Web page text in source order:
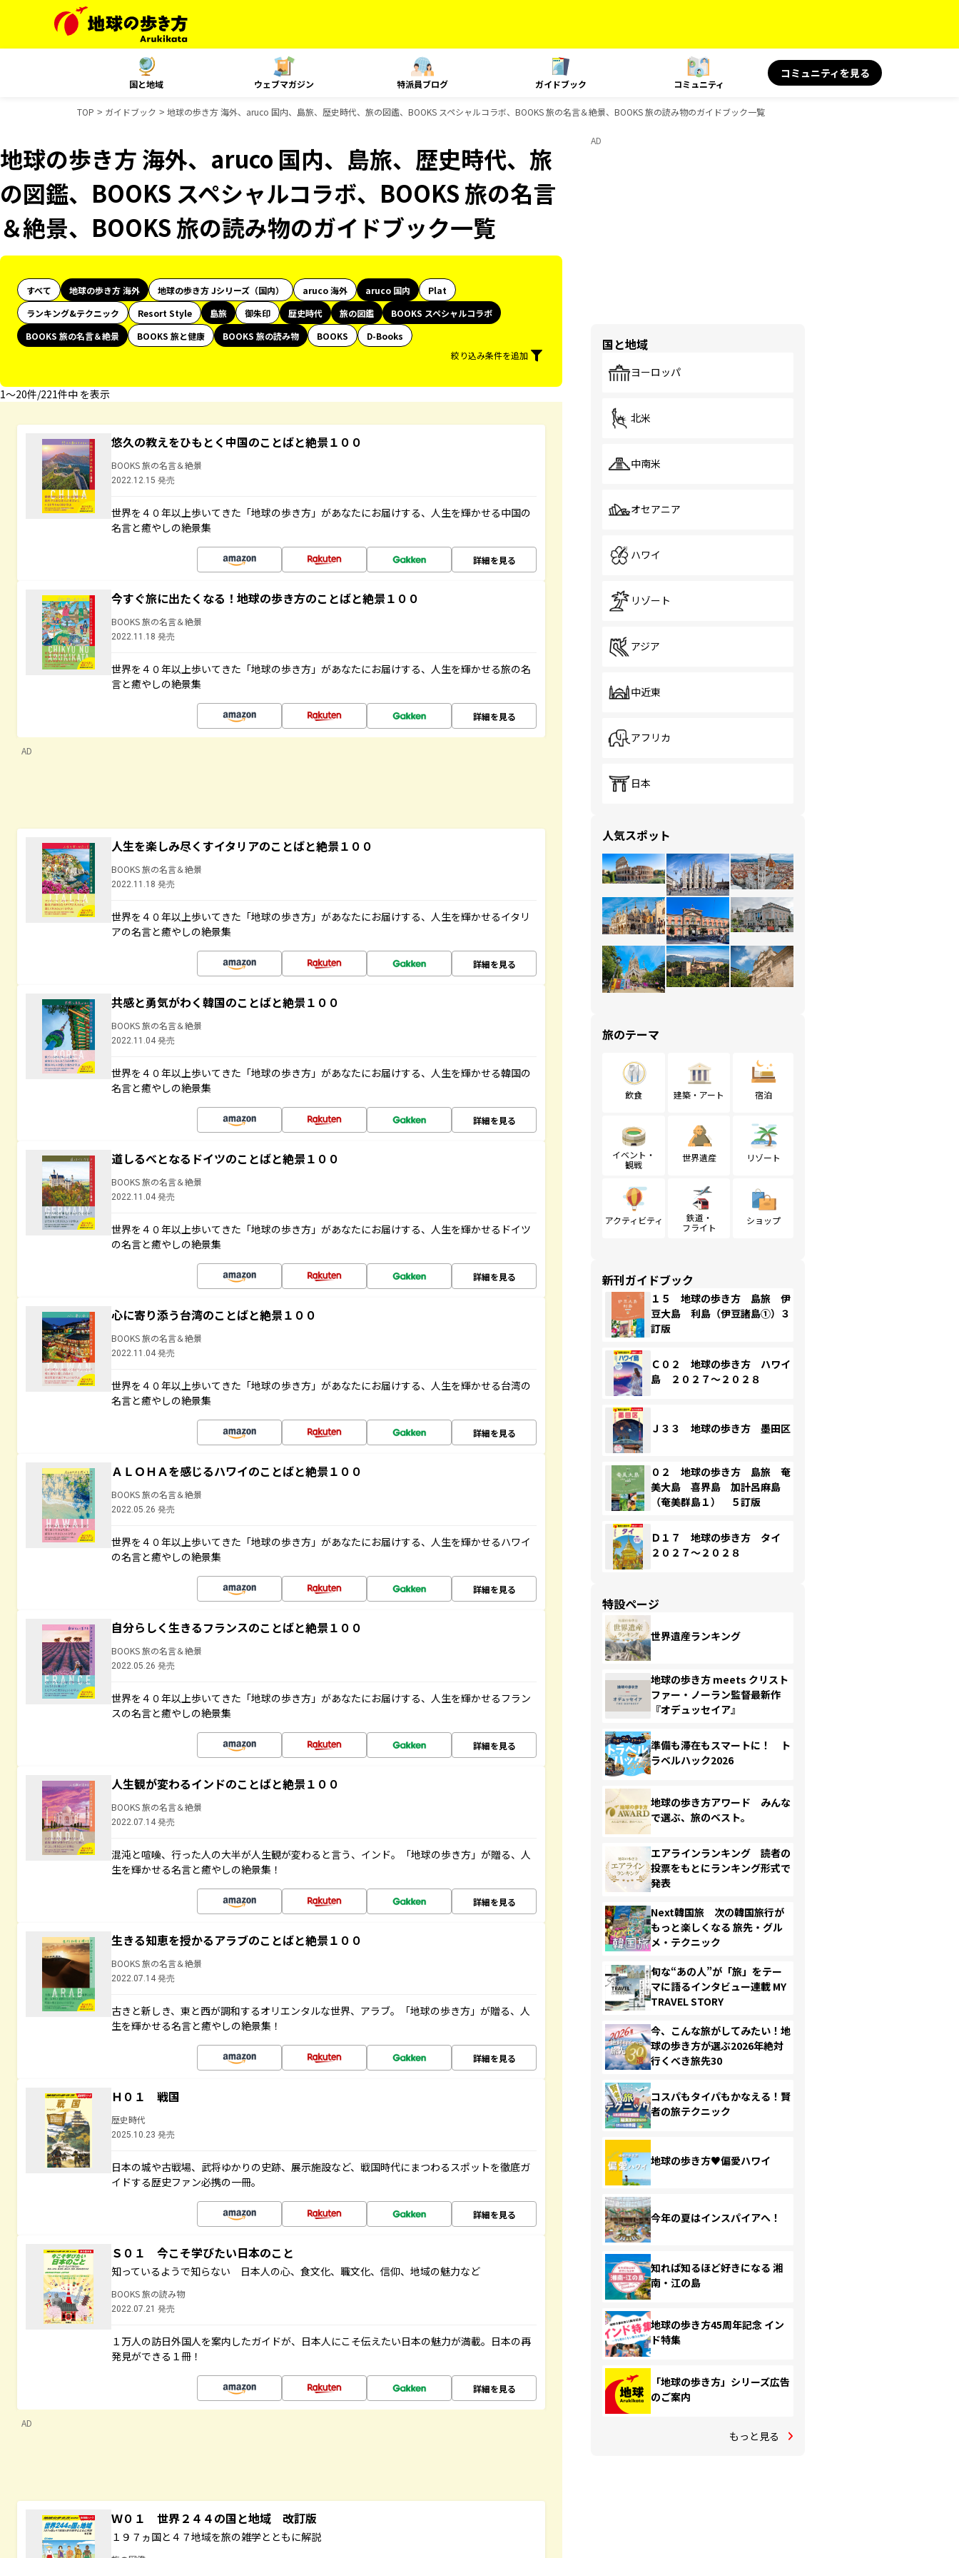
国と地域 ウェブマガジン 特派員ブログ ガイドブック コミュニティ
コミュニティを見る
TOP ガイドブック 地球の歩き方 海外、aruco 国内、島旅、歴史時代、旅の図鑑、BOOKS スペシャルコラボ、BOOKS 旅の名言＆絶景、BOOKS 旅の読み物のガイドブック一覧
地球の歩き方 海外、aruco 国内、島旅、歴史時代、旅
の図鑑、BOOKS スペシャルコラボ、BOOKS 旅の名言
＆絶景、BOOKS 旅の読み物のガイドブック一覧
すべて 地球の歩き方 海外 地球の歩き方 Jシリーズ（国内） aruco 海外 aruco 国内
Plat
ランキング&テクニック
Resort Style 島旅 御朱印 歴史時代 旅の図鑑
BOOKS スペシャルコラボ
BOOKS 旅の名言＆絶景
BOOKS 旅と健康 BOOKS 旅の読み物 BOOKS
D-Books
絞り込み条件を追加
1〜20件/221件中 を表示
悠久の教えをひもとく中国のことばと絶景１００
BOOKS 旅の名言＆絶景
2022.12.15 発売
世界を４０年以上歩いてきた「地球の歩き方」があなたにお届けする、人生を輝かせる中国の
名言と癒やしの絶景集
詳細を見る
今すぐ旅に出たくなる！地球の歩き方のことばと絶景１００
BOOKS 旅の名言＆絶景
2022.11.18 発売
世界を４０年以上歩いてきた「地球の歩き方」があなたにお届けする、人生を輝かせる旅の名
言と癒やしの絶景集
詳細を見る
AD
人生を楽しみ尽くすイタリアのことばと絶景１００
BOOKS 旅の名言＆絶景
2022.11.18 発売
世界を４０年以上歩いてきた「地球の歩き方」があなたにお届けする、人生を輝かせるイタリ
アの名言と癒やしの絶景集
詳細を見る
共感と勇気がわく韓国のことばと絶景１００
BOOKS 旅の名言＆絶景
2022.11.04 発売
世界を４０年以上歩いてきた「地球の歩き方」があなたにお届けする、人生を輝かせる韓国の
名言と癒やしの絶景集
詳細を見る
道しるべとなるドイツのことばと絶景１００
BOOKS 旅の名言＆絶景
2022.11.04 発売
世界を４０年以上歩いてきた「地球の歩き方」があなたにお届けする、人生を輝かせるドイツ
の名言と癒やしの絶景集
詳細を見る
心に寄り添う台湾のことばと絶景１００
BOOKS 旅の名言＆絶景
2022.11.04 発売
世界を４０年以上歩いてきた「地球の歩き方」があなたにお届けする、人生を輝かせる台湾の
名言と癒やしの絶景集
詳細を見る
ＡＬＯＨＡを感じるハワイのことばと絶景１００
BOOKS 旅の名言＆絶景
2022.05.26 発売
世界を４０年以上歩いてきた「地球の歩き方」があなたにお届けする、人生を輝かせるハワイ
の名言と癒やしの絶景集
詳細を見る
自分らしく生きるフランスのことばと絶景１００
BOOKS 旅の名言＆絶景
2022.05.26 発売
世界を４０年以上歩いてきた「地球の歩き方」があなたにお届けする、人生を輝かせるフラン
スの名言と癒やしの絶景集
詳細を見る
人生観が変わるインドのことばと絶景１００
BOOKS 旅の名言＆絶景
2022.07.14 発売
混沌と喧噪、行った人の大半が人生観が変わると言う、インド。「地球の歩き方」が贈る、人
生を輝かせる名言と癒やしの絶景集！
詳細を見る
生きる知恵を授かるアラブのことばと絶景１００
BOOKS 旅の名言＆絶景
2022.07.14 発売
古きと新しき、東と西が調和するオリエンタルな世界、アラブ。「地球の歩き方」が贈る、人
生を輝かせる名言と癒やしの絶景集！
詳細を見る
Ｈ０１ 戦国
歴史時代
2025.10.23 発売
日本の城や古戦場、武将ゆかりの史跡、展示施設など、戦国時代にまつわるスポットを徹底ガ
イドする歴史ファン必携の一冊。
詳細を見る
Ｓ０１ 今こそ学びたい日本のこと
知っているようで知らない 日本人の心、食文化、職文化、信仰、地域の魅力など
BOOKS 旅の読み物
2022.07.21 発売
１万人の訪日外国人を案内したガイドが、日本人にこそ伝えたい日本の魅力が満載。日本の再
発見ができる１冊！
詳細を見る
AD
Ｗ０１ 世界２４４の国と地域 改訂版
１９７ヵ国と４７地域を旅の雑学とともに解説
AD
国と地域
ヨーロッパ
北米
中南米
オセアニア
ハワイ
リゾート
アジア
中近東
アフリカ
日本
人気スポット
旅のテーマ
飲食 建築・アート 宿泊
イベント・
観戦
世界遺産 リゾート
アクティビティ
鉄道・
フライト
ショップ
新刊ガイドブック
１５ 地球の歩き方 島旅 伊
豆大島 利島（伊豆諸島①）３
訂版
Ｃ０２ 地球の歩き方 ハワイ
島 ２０２７～２０２８
Ｊ３３ 地球の歩き方 墨田区
０２ 地球の歩き方 島旅 奄
美大島 喜界島 加計呂麻島
（奄美群島１） ５訂版
Ｄ１７ 地球の歩き方 タイ
２０２７～２０２８
特設ページ
世界遺産ランキング
地球の歩き方 meets クリスト
ファー・ノーラン監督最新作
『オデュッセイア』
準備も滞在もスマートに！ ト
ラベルハック2026
地球の歩き方アワード みんな
で選ぶ、旅のベスト。
エアラインランキング 読者の
投票をもとにランキング形式で
発表
Next韓国旅 次の韓国旅行が
もっと楽しくなる 旅先・グル
メ・テクニック
旬な“あの人”が「旅」をテー
マに語るインタビュー連載 MY
TRAVEL STORY
今、こんな旅がしてみたい！地
球の歩き方が選ぶ2026年絶対
行くべき旅先30
コスパもタイパもかなえる！賢
者の旅テクニック
地球の歩き方♥偏愛ハワイ
今年の夏はインスパイアへ！
知れば知るほど好きになる 湘
南・江の島
地球の歩き方45周年記念 イン
ド特集
「地球の歩き方」シリーズ広告
のご案内
もっと見る